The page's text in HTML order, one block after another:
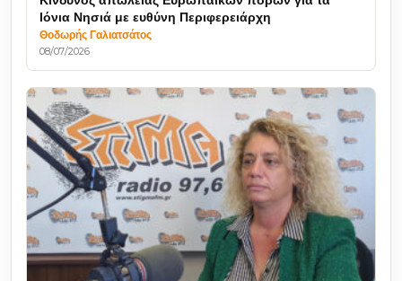
Ιόνια Νησιά με ευθύνη Περιφερειάρχη
Θοδωρής Γαλιατσάτος
08/07/2026